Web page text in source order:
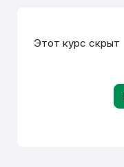
Этот курс скрыт